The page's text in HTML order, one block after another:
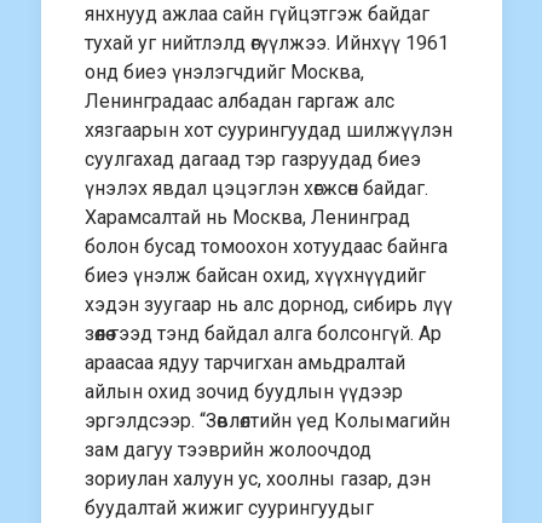
янхнууд ажлаа сайн гүйцэтгэж байдаг
тухай уг нийтлэлд өгүүлжээ. Ийнхүү 1961
онд биеэ үнэлэгчдийг Москва,
Ленинградаас албадан гаргаж алс
хязгаарын хот суурингуудад шилжүүлэн
суулгахад дагаад тэр газруудад биеэ
үнэлэх явдал цэцэглэн хөгжсөн байдаг.
Харамсалтай нь Москва, Ленинград
болон бусад томоохон хотуудаас байнга
биеэ үнэлж байсан охид, хүүхнүүдийг
хэдэн зуугаар нь алс дорнод, сибирь лүү
зөөлөө гээд тэнд байдал алга болсонгүй. Ар
араасаа ядуу тарчигхан амьдралтай
айлын охид зочид буудлын үүдээр
эргэлдсээр. “Зөвлөлтийн үед Колымагийн
зам дагуу тээврийн жолоочдод
зориулан халуун ус, хоолны газар, дэн
буудалтай жижиг суурингуудыг